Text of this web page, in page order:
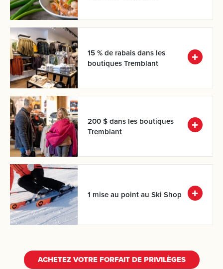
15 % de rabais dans les
boutiques Tremblant
200 $ dans les boutiques
Tremblant
1 mise au point au Ski Shop
ACHETEZ VOTRE FORFAIT DE PRIVILÈGES